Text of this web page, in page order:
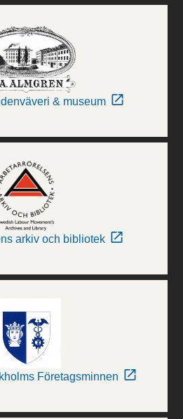
& museum
arkiv och bibliotek
Företagsminnen